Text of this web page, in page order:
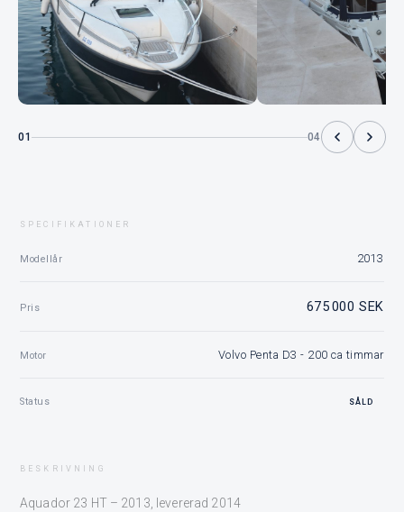
01 04
SPECIFIKATIONER
Modellår 2013
Pris 675 000 SEK
Motor Volvo Penta D3 - 200 ca timmar
Status SÅLD
BESKRIVNING
Aquador 23 HT – 2013, levererad 2014